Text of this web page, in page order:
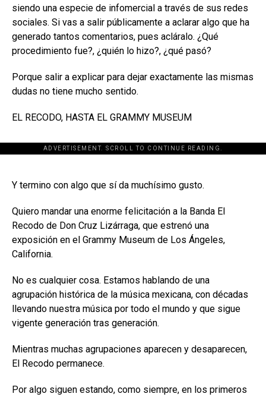
siendo una especie de infomercial a través de sus redes
sociales. Si vas a salir públicamente a aclarar algo que ha
generado tantos comentarios, pues acláralo. ¿Qué
procedimiento fue?, ¿quién lo hizo?, ¿qué pasó?
Porque salir a explicar para dejar exactamente las mismas
dudas no tiene mucho sentido.
EL RECODO, HASTA EL GRAMMY MUSEUM
ADVERTISEMENT. SCROLL TO CONTINUE READING.
[adsforwp id="243463"]
Y termino con algo que sí da muchísimo gusto.
Quiero mandar una enorme felicitación a la Banda El
Recodo de Don Cruz Lizárraga, que estrenó una
exposición en el Grammy Museum de Los Ángeles,
California.
No es cualquier cosa. Estamos hablando de una
agrupación histórica de la música mexicana, con décadas
llevando nuestra música por todo el mundo y que sigue
vigente generación tras generación.
Mientras muchas agrupaciones aparecen y desaparecen,
El Recodo permanece.
Por algo siguen estando, como siempre, en los primeros